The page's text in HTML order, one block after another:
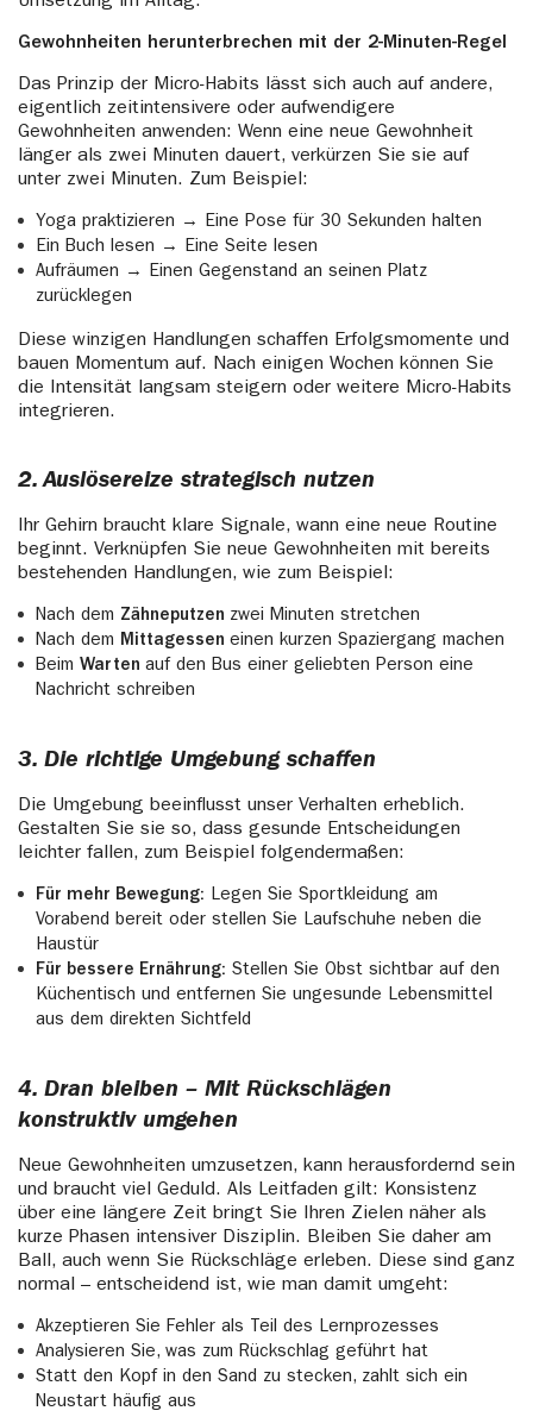
Gewohnheiten herunterbrechen mit der 2-Minuten-Regel
Das Prinzip der Micro-Habits lässt sich auch auf andere,
eigentlich zeitintensivere oder aufwendigere
Gewohnheiten anwenden: Wenn eine neue Gewohnheit
länger als zwei Minuten dauert, verkürzen Sie sie auf
unter zwei Minuten. Zum Beispiel:
Yoga praktizieren → Eine Pose für 30 Sekunden halten
Ein Buch lesen → Eine Seite lesen
Aufräumen → Einen Gegenstand an seinen Platz
zurücklegen
Diese winzigen Handlungen schaffen Erfolgsmomente und
bauen Momentum auf. Nach einigen Wochen können Sie
die Intensität langsam steigern oder weitere Micro-Habits
integrieren.
2. Auslösereize strategisch nutzen
Ihr Gehirn braucht klare Signale, wann eine neue Routine
beginnt. Verknüpfen Sie neue Gewohnheiten mit bereits
bestehenden Handlungen, wie zum Beispiel:
Nach dem Zähneputzen zwei Minuten stretchen
Nach dem Mittagessen einen kurzen Spaziergang machen
Beim Warten auf den Bus einer geliebten Person eine
Nachricht schreiben
3. Die richtige Umgebung schaffen
Die Umgebung beeinflusst unser Verhalten erheblich.
Gestalten Sie sie so, dass gesunde Entscheidungen
leichter fallen, zum Beispiel folgendermaßen:
Für mehr Bewegung: Legen Sie Sportkleidung am
Vorabend bereit oder stellen Sie Laufschuhe neben die
Haustür
Für bessere Ernährung: Stellen Sie Obst sichtbar auf den
Küchentisch und entfernen Sie ungesunde Lebensmittel
aus dem direkten Sichtfeld
4. Dran bleiben – Mit Rückschlägen
konstruktiv umgehen
Neue Gewohnheiten umzusetzen, kann herausfordernd sein
und braucht viel Geduld. Als Leitfaden gilt: Konsistenz
über eine längere Zeit bringt Sie Ihren Zielen näher als
kurze Phasen intensiver Disziplin. Bleiben Sie daher am
Ball, auch wenn Sie Rückschläge erleben. Diese sind ganz
normal – entscheidend ist, wie man damit umgeht:
Akzeptieren Sie Fehler als Teil des Lernprozesses
Analysieren Sie, was zum Rückschlag geführt hat
Statt den Kopf in den Sand zu stecken, zahlt sich ein
Neustart häufig aus